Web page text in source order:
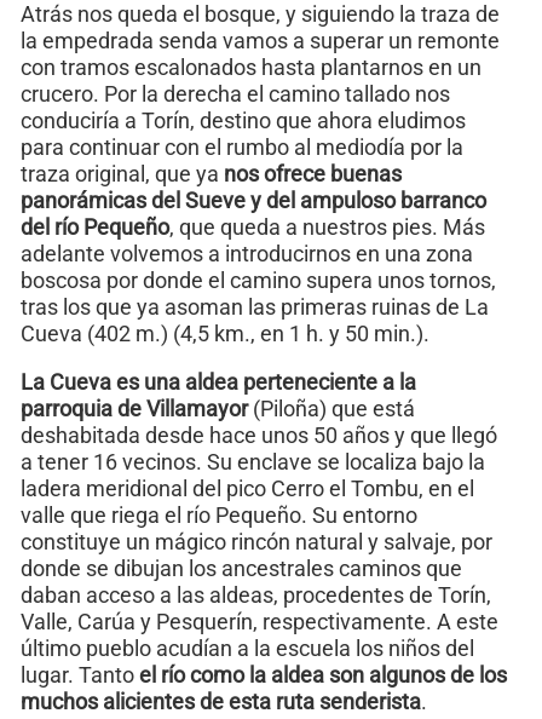
Atrás nos queda el bosque, y siguiendo la traza de
la empedrada senda vamos a superar un remonte
con tramos escalonados hasta plantarnos en un
crucero. Por la derecha el camino tallado nos
conduciría a Torín, destino que ahora eludimos
para continuar con el rumbo al mediodía por la
traza original, que ya nos ofrece buenas
panorámicas del Sueve y del ampuloso barranco
del río Pequeño, que queda a nuestros pies. Más
adelante volvemos a introducirnos en una zona
boscosa por donde el camino supera unos tornos,
tras los que ya asoman las primeras ruinas de La
Cueva (402 m.) (4,5 km., en 1 h. y 50 min.).
La Cueva es una aldea perteneciente a la
parroquia de Villamayor(Piloña) que está
deshabitada desde hace unos 50 años y que llegó
a tener 16 vecinos. Su enclave se localiza bajo la
ladera meridional del pico Cerro el Tombu, en el
valle que riega el río Pequeño. Su entorno
constituye un mágico rincón natural y salvaje, por
donde se dibujan los ancestrales caminos que
daban acceso a las aldeas, procedentes de Torín,
Valle, Carúa y Pesquerín, respectivamente. A este
último pueblo acudían a la escuela los niños del
lugar. Tantoel río como la aldea son algunos de los
muchos alicientes de esta ruta senderista.